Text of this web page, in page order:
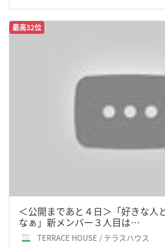
最高32位
＜公開まであと４日＞「好きな人
なぁ」新メンバー３人目は…
TERRACE HOUSE / テラスハウス